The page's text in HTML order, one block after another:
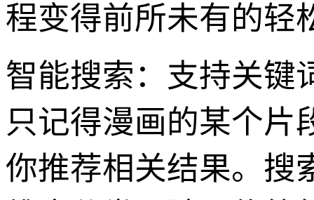
程变得前所未有的轻
智能搜索：支持关键
只记得漫画的某个片
你推荐相关结果。搜